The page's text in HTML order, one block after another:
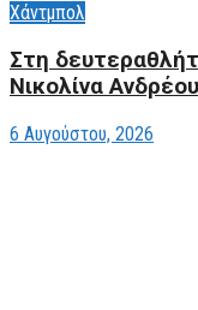
Χάντμπολ
Στη
Νικολίνα Ανδρέου
6 Αυγούστου, 2026